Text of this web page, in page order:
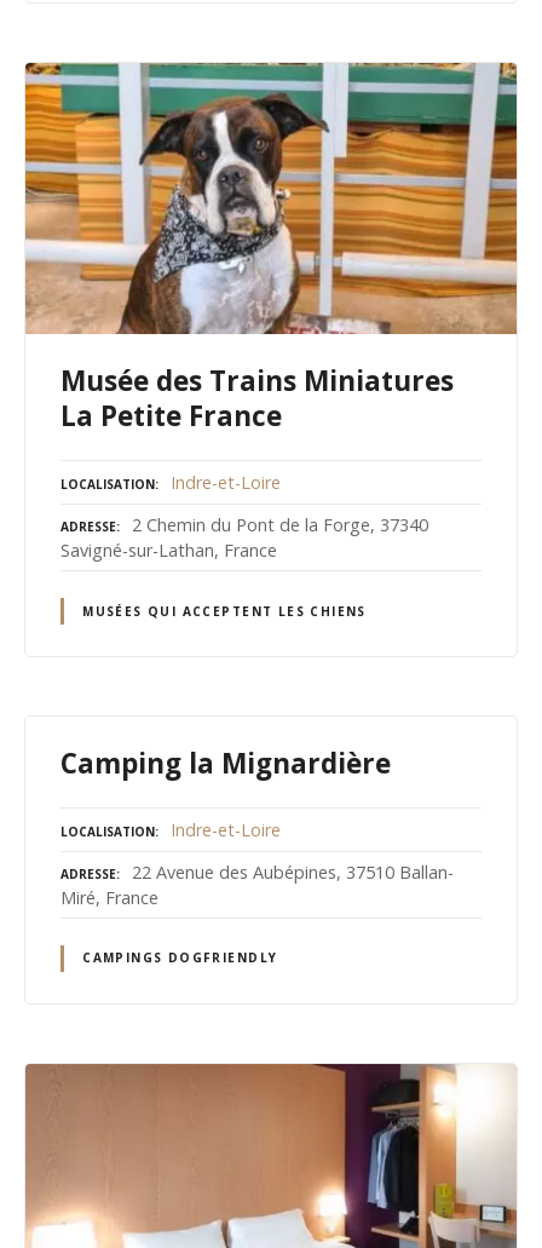
Musée des Trains Miniatures
La Petite France
LOCALISATION Indre-et-Loire
ADRESSE
2 Chemin du Pont de la Forge, 37340
Savigné-sur-Lathan, France
MUSÉES QUI ACCEPTENT LES CHIENS
Camping la Mignardière
LOCALISATION Indre-et-Loire
ADRESSE
22 Avenue des Aubépines, 37510 Ballan-
Miré, France
CAMPINGS DOGFRIENDLY